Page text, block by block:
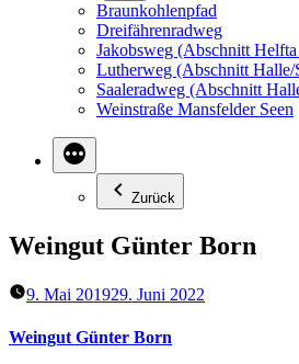
Braunkohlenpfad
Dreifährenradweg
Jakobsweg (Abschnitt
Lutherweg (Abschnitt Halle/
Saaleradweg (Abschnitt
Weinstraße Mansfelder Seen
Zurück
Weingut Günter Born
9. Mai 201929. Juni 2022
Weingut Günter Born